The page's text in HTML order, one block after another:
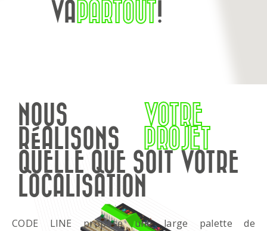
VAPARTOUT!
NOUS
RÉALISONS
VOTRE
PROJET
QUELLE QUE SOIT VOTRE
LOCALISATION
CODE LINE propose une large palette de